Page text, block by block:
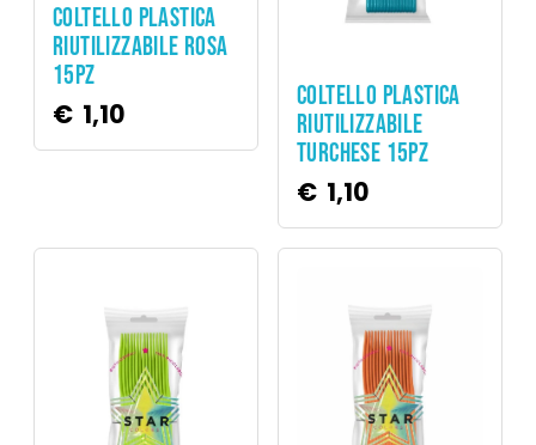
COLTELLO PLASTICA
RIUTILIZZABILE ROSA
15PZ
€ 1,10
COLTELLO PLASTICA
RIUTILIZZABILE
TURCHESE 15PZ
€ 1,10